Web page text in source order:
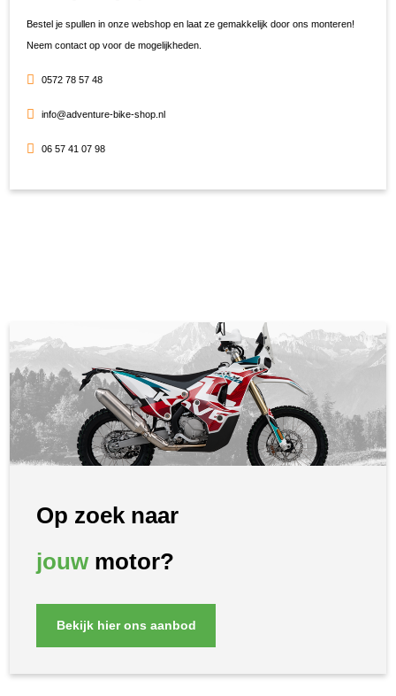
Bestel je spullen in onze webshop en laat ze gemakkelijk door ons monteren!
Neem contact op voor de mogelijkheden.
0572 78 57 48
info@adventure-bike-shop.nl
06 57 41 07 98
Op zoek naar
jouwmotor?
Bekijk hier ons aanbod